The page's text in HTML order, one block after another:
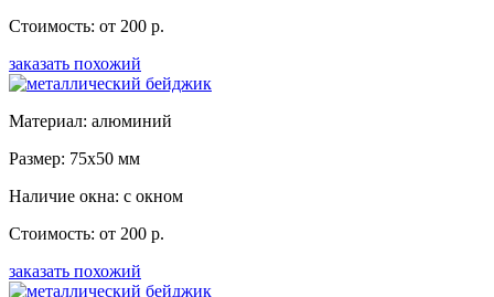
Стоимость: от 200 р.
заказать похожий
Материал: алюминий
Размер: 75x50 мм
Наличие окна: с окном
Стоимость: от 200 р.
заказать похожий